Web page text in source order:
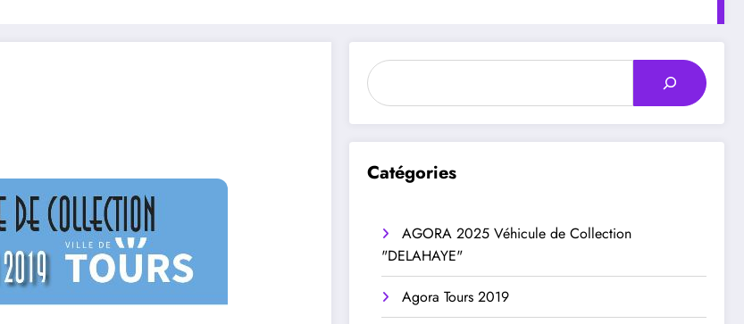
Rechercher
Catégories
AGORA 2025 Véhicule de Collection
"DELAHAYE"
Agora Tours 2019